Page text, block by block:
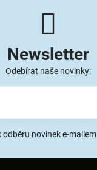
Newsletter
Odebírat naše novinky:
odběru novinek e-mailem